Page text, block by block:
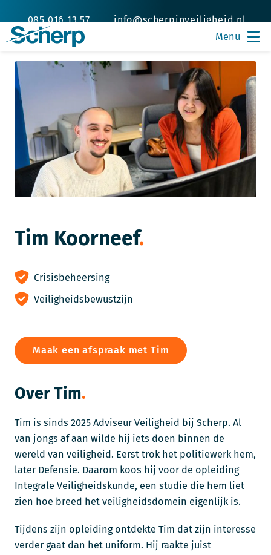
085 016 13 57 info@scherpinveiligheid.nl
Tim Koorneef
Crisisbeheersing
Veiligheidsbewustzijn
Maak een afspraak met Tim
Over Tim
Tim is sinds 2025 Adviseur Veiligheid bij Scherp. Al
van jongs af aan wilde hij iets doen binnen de
wereld van veiligheid. Eerst trok het politiewerk hem,
later Defensie. Daarom koos hij voor de opleiding
Integrale Veiligheidskunde, een studie die hem liet
zien hoe breed het veiligheidsdomein eigenlijk is.
Tijdens zijn opleiding ontdekte Tim dat zijn interesse
verder gaat dan het uniform. Hij raakte juist